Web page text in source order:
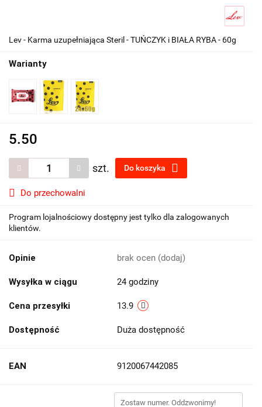
Lev - Karma uzupełniająca Steril - TUŃCZYK i BIAŁA RYBA - 60g
Warianty
5.50
szt. Do koszyka
Do przechowalni
Program lojalnościowy dostępny jest tylko dla zalogowanych
klientów.
Opinie brak ocen (dodaj)
Wysyłka w ciągu 24 godziny
Cena przesyłki 13.9
Dostępność Duża dostępność
EAN 9120067442085